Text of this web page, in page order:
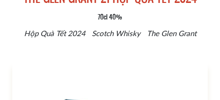
70cl 40%
Hộp Quà Tết 2024 Scotch Whisky The Glen Grant